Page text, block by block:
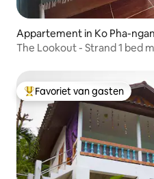
Appartement in Ko Pha-ngan
The Lookout - Strand 1 bed
Topfavoriet van gasten
Favoriet van gasten